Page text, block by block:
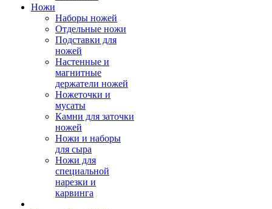
Ножи
Наборы ножей
Отдельные ножи
Подставки для
ножей
Настенные и
магнитные
держатели ножей
Ножеточки и
мусаты
Камни для заточки
ножей
Ножи и наборы
для сыра
Ножи для
специальной
нарезки и
карвинга